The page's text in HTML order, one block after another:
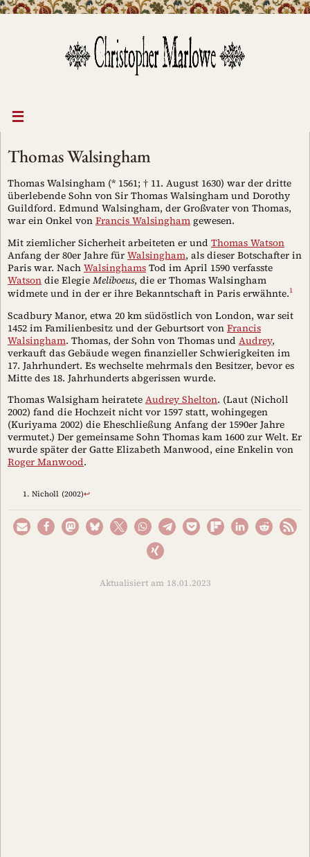
Thomas Walsingham
Thomas Walsingham (* 1561; † 11. August 1630) war der dritte
überlebende Sohn von Sir Thomas Walsingham und Dorothy
Guildford. Edmund Walsingham, der Großvater von Thomas,
war ein Onkel von Francis Walsingham gewesen.
Mit ziemlicher Sicherheit arbeiteten er und Thomas Watson
Anfang der 80er Jahre für Walsingham, als dieser Botschafter in
Paris war. Nach Walsinghams Tod im April 1590 verfasste
Watson die Elegie Meliboeus, die er Thomas Walsingham
widmete und in der er ihre Bekanntschaft in Paris erwähnte.1
Scadbury Manor, etwa 20 km südöstlich von London, war seit
1452 im Familienbesitz und der Geburtsort von Francis
Walsingham. Thomas, der Sohn von Thomas und Audrey,
verkauft das Gebäude wegen finanzieller Schwierigkeiten im
17. Jahrhundert. Es wechselte mehrmals den Besitzer, bevor es
Mitte des 18. Jahrhunderts abgerissen wurde.
Thomas Walsigham heiratete Audrey Shelton. (Laut (Nicholl
2002) fand die Hochzeit nicht vor 1597 statt, wohingegen
(Kuriyama 2002) die Eheschließung Anfang der 1590er Jahre
vermutet.) Der gemeinsame Sohn Thomas kam 1600 zur Welt. Er
wurde später der Gatte Elizabeth Manwood, eine Enkelin von
Roger Manwood.
Nicholl (2002)↩︎
Aktualisiert am 18.01.2023